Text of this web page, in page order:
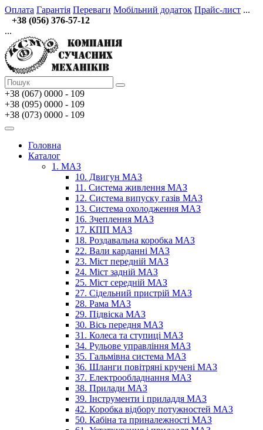
Оплата Гарантія Переваги Мобільний додаток Прайс-лист ...
+38 (056) 376-57-12
...
+38 (067) 0000 - 109
+38 (095) 0000 - 109
+38 (073) 0000 - 109
Головна
Каталог
1. МАЗ
10. Двигун МАЗ
11. Система живлення МАЗ
12. Система випуску газів МАЗ
13. Система охолодження МАЗ
16. Зчеплення МАЗ
17. КПП МАЗ
18. Роздавальна коробка МАЗ
22. Вали карданні МАЗ
23. Міст передній МАЗ
24. Міст задній МАЗ
25. Міст середній МАЗ
27. Сідельний пристрій МАЗ
28. Рама МАЗ
29. Підвіска МАЗ
30. Вісь передня МАЗ
31. Колеса та ступиці МАЗ
34. Рульове управління МАЗ
35. Гальмівна система МАЗ
36. Шланги повітряні кручені МАЗ
37. Електрообладнання МАЗ
38. Прилади МАЗ
39. Інструменти і приладдя МАЗ
42. Коробка відбору потужностей МАЗ
50. Кабіна та приналежності МАЗ